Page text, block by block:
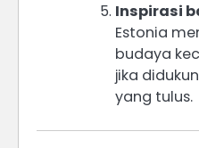
Inspirasi
Estonia
budaya
jika
yang tulus.